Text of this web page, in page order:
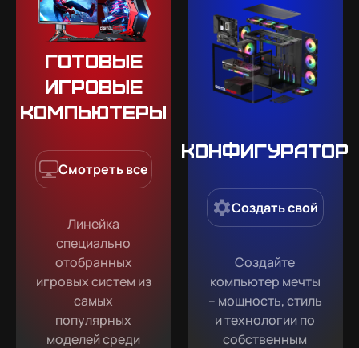
Готовые
игровые
компьютеры
Смотреть все
Линейка
специально
отобранных
игровых систем из
самых
популярных
моделей среди
Конфигуратор
Создать свой
Создайте
компьютер мечты
– мощность, стиль
и технологии по
собственным